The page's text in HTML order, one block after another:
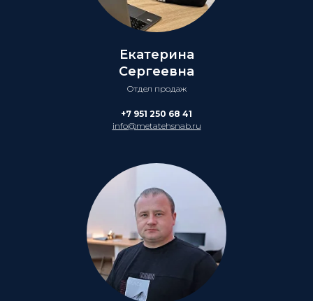
Екатерина
Сергеевна
Отдел продаж
+7 951 250 68 41
info@metatehsnab.ru